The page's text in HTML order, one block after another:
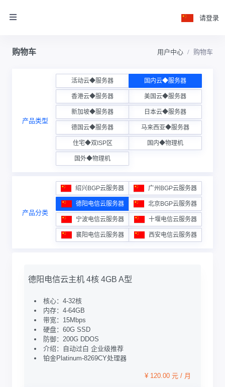
请登录
购物车 用户中心 购物车
产品类型
活动云◆服务器 国内云◆服务器
香港云◆服务器 美国云◆服务器
新加坡◆服务器 日本云◆服务器
德国云◆服务器 马来西亚◆服务器
住宅◆双ISP区 国内◆物理机
国外◆物理机
产品分类
绍兴BGP云服务器 广州BGP云服务器
德阳电信云服务器 北京BGP云服务器
宁波电信云服务器 十堰电信云服务器
襄阳电信云服务器 西安电信云服务器
德阳电信云主机 4核 4GB A型
核心：4-32核
内存：4-64GB
带宽：15Mbps
硬盘：60G SSD
防御：200G DDOS
介绍：自动过白 企业级推荐
铂金Platinum-8269CY处理器
¥ 120.00 元 / 月